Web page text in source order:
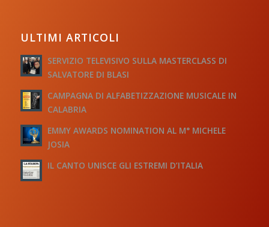
ULTIMI ARTICOLI
SERVIZIO TELEVISIVO SULLA MASTERCLASS DI
SALVATORE DI BLASI
CAMPAGNA DI ALFABETIZZAZIONE MUSICALE IN
CALABRIA
EMMY AWARDS NOMINATION AL M° MICHELE
JOSIA
IL CANTO UNISCE GLI ESTREMI D’ITALIA